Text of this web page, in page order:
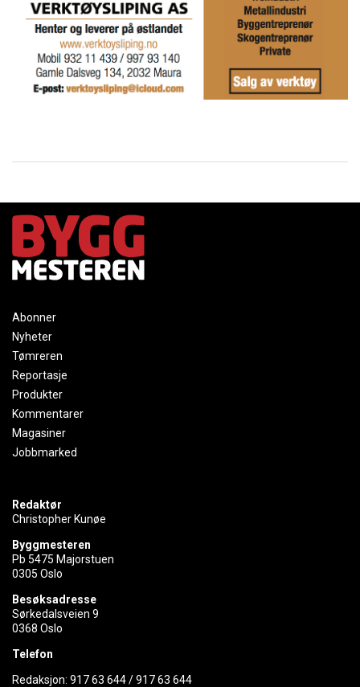
Abonner
Nyheter
Tømreren
Reportasje
Produkter
Kommentarer
Magasiner
Jobbmarked
Redaktør
Christopher Kunøe
Byggmesteren
Pb 5475 Majorstuen
0305 Oslo
Besøksadresse
Sørkedalsveien 9
0368 Oslo
Telefon
Redaksjon: 917 63 644/917 63 644